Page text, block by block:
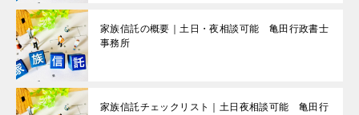
家族信託の概要｜土日・夜相談可能 亀田行政書士
事務所
家族信託チェックリスト｜土日夜相談可能 亀田行